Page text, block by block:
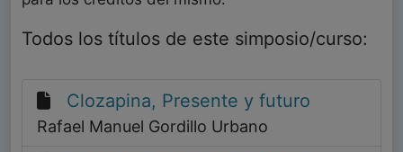
Todos los títulos de este simposio/curso:
Clozapina, Presente y futuro
Rafael Manuel Gordillo Urbano